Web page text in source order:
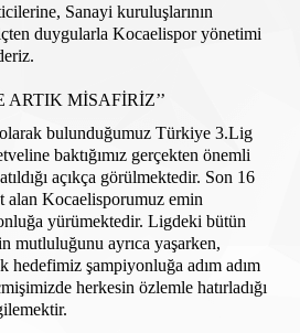
Sanayi kuruluşlarının
duygularla Kocaelispor yönetimi
ARTIK MİSAFİRİZ’’
bulunduğumuz Türkiye 3.Lig
baktığımız gerçekten önemli
açıkça görülmektedir. Son 16
alan Kocaelisporumuz emin
yürümektedir. Ligdeki bütün
mutluluğunu ayrıca yaşarken,
hedefimiz şampiyonluğa adım adım
herkesin özlemle hatırladığı